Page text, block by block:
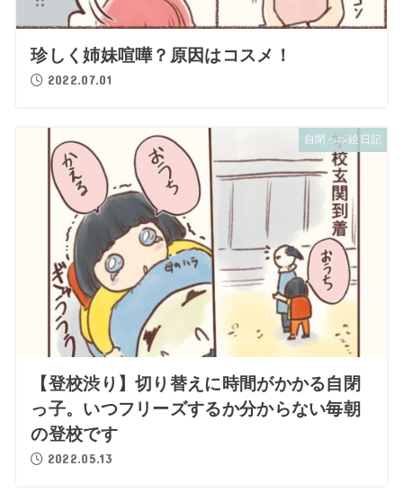
珍しく姉妹喧嘩？原因はコスメ！
2022.07.01
自閉っ娘絵日記
【登校渋り】切り替えに時間がかかる自閉
っ子。いつフリーズするか分からない毎朝
の登校です
2022.05.13